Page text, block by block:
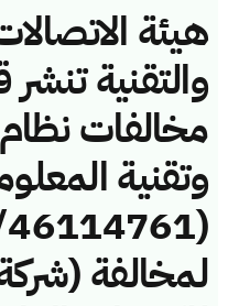
هيئة
والتقنية تنشر
مخالفات
وتقنية
لمخالفة